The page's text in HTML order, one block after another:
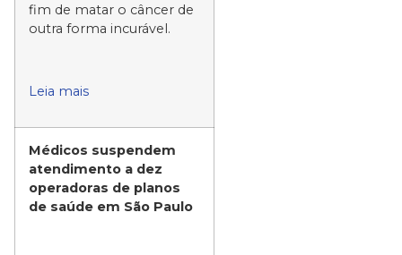
fim de matar o câncer de
outra forma incurável.
Leia mais
Médicos suspendem
atendimento a dez
operadoras de planos
de saúde em São Paulo